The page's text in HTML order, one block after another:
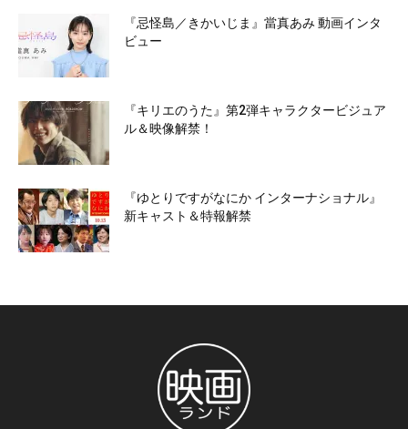
『忌怪島／きかいじま』當真あみ 動画インタ
ビュー
『キリエのうた』第2弾キャラクタービジュア
ル＆映像解禁！
『ゆとりですがなにか インターナショナル』
新キャスト＆特報解禁